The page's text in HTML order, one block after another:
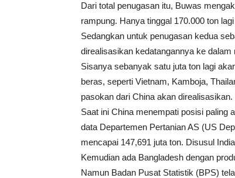
Dari total penugasan itu, Buwas
rampung. Hanya tinggal 170.000 ton
Sedangkan untuk penugasan kedua
direalisasikan kedatangannya ke
Sisanya sebanyak satu juta ton lagi
beras, seperti Vietnam, Kamboja,
pasokan dari China akan direalisasikan.
Saat ini China menempati posisi paling
data Departemen Pertanian AS (US
mencapai 147,691 juta ton. Disusul
Kemudian ada Bangladesh dengan
Namun Badan Pusat Statistik (BPS)